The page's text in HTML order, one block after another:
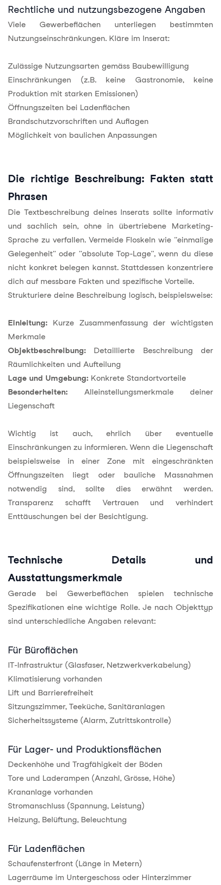
Rechtliche und nutzungsbezogene Angaben
Viele Gewerbeflächen unterliegen bestimmten
Nutzungseinschränkungen. Kläre im Inserat:
Zulässige Nutzungsarten gemäss Baubewilligung
Einschränkungen (z.B. keine Gastronomie, keine
Produktion mit starken Emissionen)
Öffnungszeiten bei Ladenflächen
Brandschutzvorschriften und Auflagen
Möglichkeit von baulichen Anpassungen
Die richtige Beschreibung: Fakten statt
Phrasen
Die Textbeschreibung deines Inserats sollte informativ
und sachlich sein, ohne in übertriebene Marketing-
Sprache zu verfallen. Vermeide Floskeln wie "einmalige
Gelegenheit" oder "absolute Top-Lage", wenn du diese
nicht konkret belegen kannst. Stattdessen konzentriere
dich auf messbare Fakten und spezifische Vorteile.
Strukturiere deine Beschreibung logisch, beispielsweise:
Einleitung: Kurze Zusammenfassung der wichtigsten
Merkmale
Objektbeschreibung: Detaillierte Beschreibung der
Räumlichkeiten und Aufteilung
Lage und Umgebung: Konkrete Standortvorteile
Besonderheiten: Alleinstellungsmerkmale deiner
Liegenschaft
Wichtig ist auch, ehrlich über eventuelle
Einschränkungen zu informieren. Wenn die Liegenschaft
beispielsweise in einer Zone mit eingeschränkten
Öffnungszeiten liegt oder bauliche Massnahmen
notwendig sind, sollte dies erwähnt werden.
Transparenz schafft Vertrauen und verhindert
Enttäuschungen bei der Besichtigung.
Technische Details und
Ausstattungsmerkmale
Gerade bei Gewerbeflächen spielen technische
Spezifikationen eine wichtige Rolle. Je nach Objekttyp
sind unterschiedliche Angaben relevant:
Für Büroflächen
IT-Infrastruktur (Glasfaser, Netzwerkverkabelung)
Klimatisierung vorhanden
Lift und Barrierefreiheit
Sitzungszimmer, Teeküche, Sanitäranlagen
Sicherheitssysteme (Alarm, Zutrittskontrolle)
Für Lager- und Produktionsflächen
Deckenhöhe und Tragfähigkeit der Böden
Tore und Laderampen (Anzahl, Grösse, Höhe)
Krananlage vorhanden
Stromanschluss (Spannung, Leistung)
Heizung, Belüftung, Beleuchtung
Für Ladenflächen
Schaufensterfront (Länge in Metern)
Lagerräume im Untergeschoss oder Hinterzimmer